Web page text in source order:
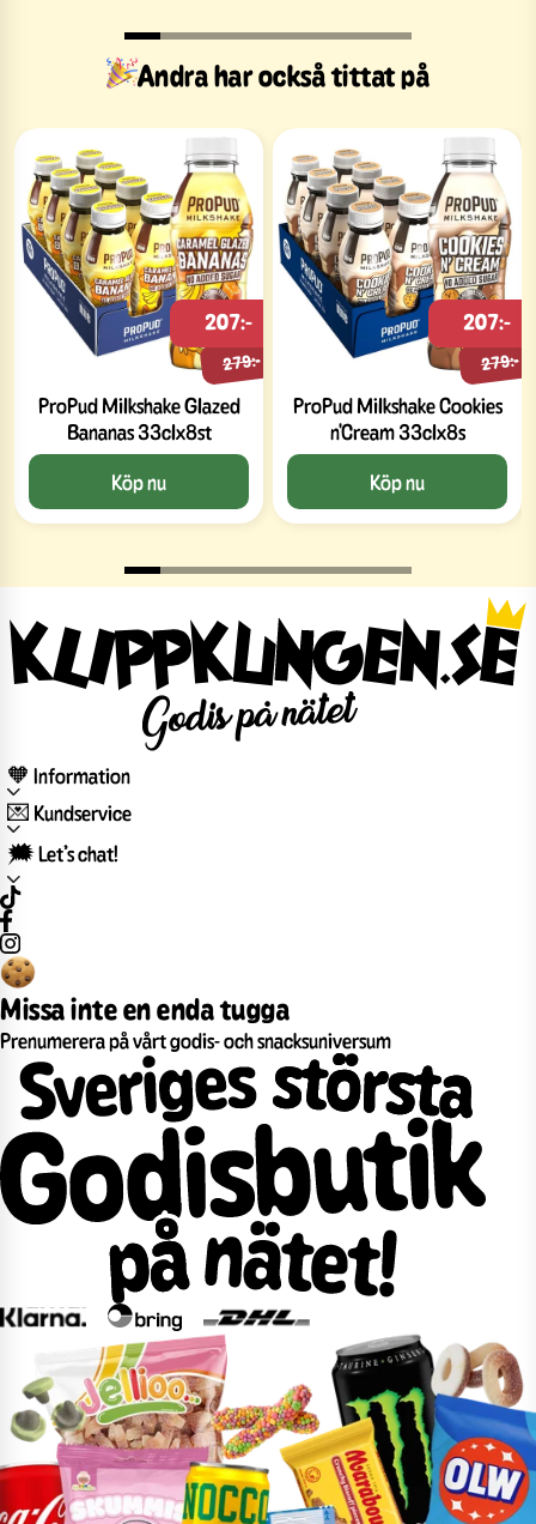
Andra har också tittat på
ProPud Milkshake Glazed
Bananas 33clx8st
279:-
207:-
Köp nu
ProPud Milkshake Cookies
n'Cream 33clx8s
279:-
207:-
Köp nu
🧡 Information
💌 Kundservice
🗯️ Let’s chat!
Missa inte en enda tugga
Prenumerera på vårt godis- och snacksuniversum